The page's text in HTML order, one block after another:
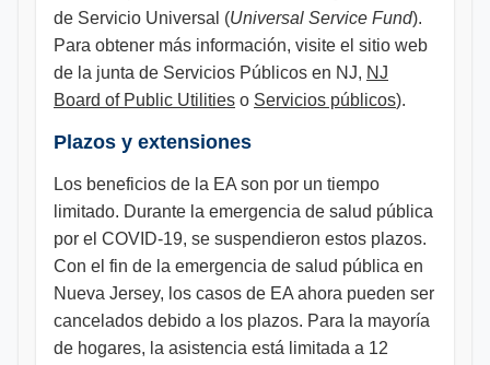
de Servicio Universal (Universal Service Fund).
Para obtener más información, visite el sitio web
de la junta de Servicios Públicos en NJ, NJ
Board of Public Utilities o Servicios públicos).
Plazos y extensiones
Los beneficios de la EA son por un tiempo
limitado. Durante la emergencia de salud pública
por el COVID-19, se suspendieron estos plazos.
Con el fin de la emergencia de salud pública en
Nueva Jersey, los casos de EA ahora pueden ser
cancelados debido a los plazos. Para la mayoría
de hogares, la asistencia está limitada a 12